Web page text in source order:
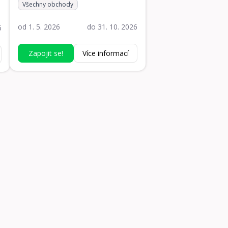
Všechny obchody
od 1. 5. 2026 do 31. 10. 2026
Zapojit se! Více informací
200000 Kč
od 1. 5. 2026
do 31. 10. 2026
Zapojit se!